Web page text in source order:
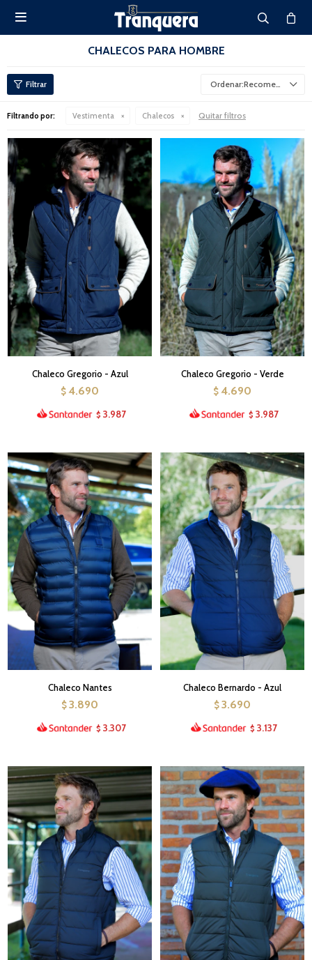

CHALECOS PARA HOMBRE
Recomendados
Filtrando por: Vestimenta Chalecos Quitar filtros
Chaleco Gregorio - Azul
$ 4.690
$ 3.987
Chaleco Gregorio - Verde
$ 4.690
$ 3.987
Chaleco Nantes
$ 3.890
$ 3.307
Chaleco Bernardo - Azul
$ 3.690
$ 3.137